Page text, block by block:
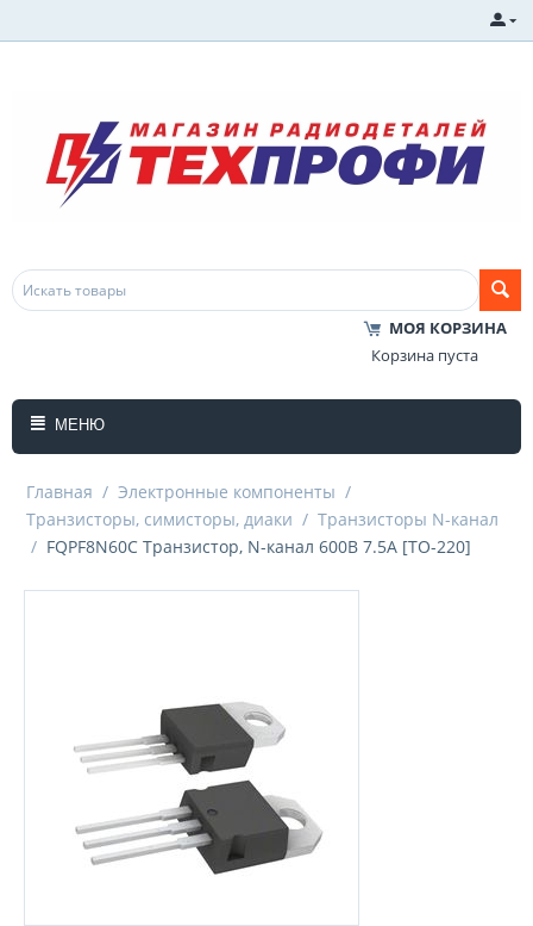
МОЯ КОРЗИНА
Корзина пуста
МЕНЮ
Главная / Электронные компоненты /
Транзисторы, симисторы, диаки / Транзисторы N-канал
/ FQPF8N60C Транзистор, N-канал 600В 7.5А [TO-220]